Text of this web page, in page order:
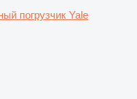
погрузчик Yale